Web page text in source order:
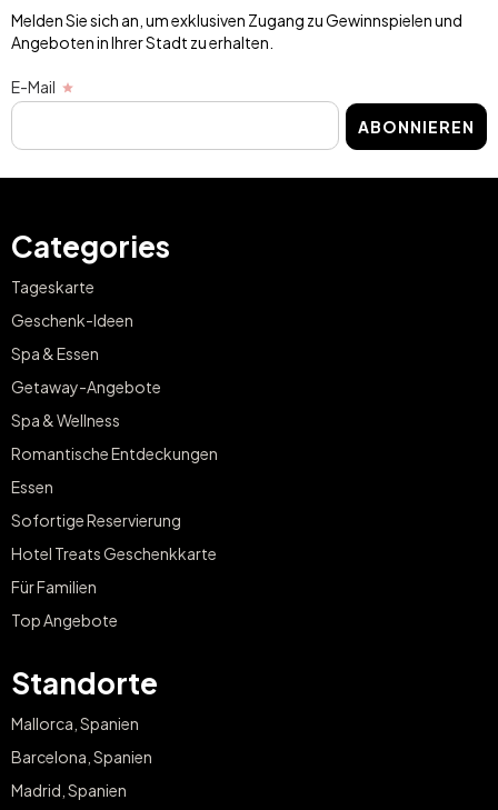
Melden Sie sich an, um exklusiven Zugang zu Gewinnspielen und
Angeboten in Ihrer Stadt zu erhalten.
E-Mail
ABONNIEREN
Categories
Tageskarte
Geschenk-Ideen
Spa & Essen
Getaway-Angebote
Spa & Wellness
Romantische Entdeckungen
Essen
Sofortige Reservierung
Hotel Treats Geschenkkarte
Für Familien
Top Angebote
Standorte
Mallorca, Spanien
Barcelona, Spanien
Madrid, Spanien